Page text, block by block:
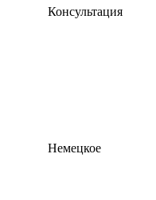
Консультация
Немецкое